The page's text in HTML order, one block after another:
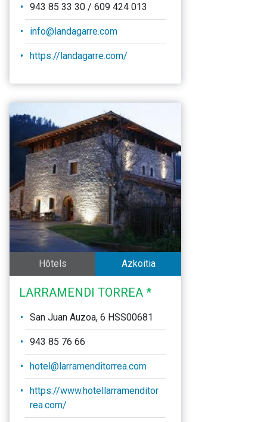
943 85 33 30 / 609 424 013
info@landagarre.com
https://landagarre.com/
Hôtels Azkoitia
LARRAMENDI TORREA *
San Juan Auzoa, 6 HSS00681
943 85 76 66
hotel@larramenditorrea.com
https://www.hotellarramenditor
rea.com/